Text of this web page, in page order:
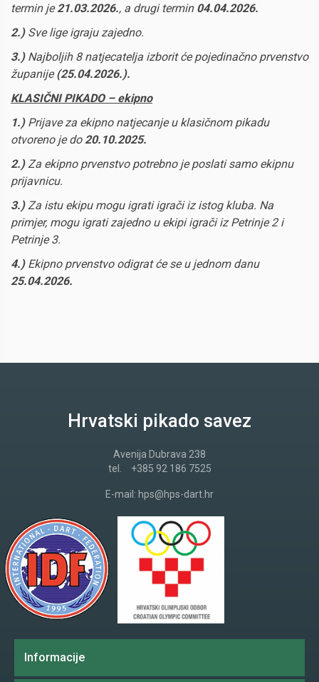
termin je21.03.2026., a drugi termin 04.04.2026.
2.)Sve lige igraju zajedno.
3.)Najboljih 8 natjecatelja izborit će pojedinačno prvenstvo
županije(25.04.2026.).
KLASIČNI PIKADO – ekipno
1.)Prijave za ekipno natjecanje u klasičnom pikadu
otvoreno je do 20.10.2025.
2.)Za ekipno prvenstvo potrebno je poslati samo ekipnu
prijavnicu.
3.)Za istu ekipu mogu igrati igrači iz istog kluba. Na
primjer, mogu igrati zajedno u ekipi igrači iz Petrinje 2 i
Petrinje 3.
4.)Ekipno prvenstvo odigrat će se u jednom danu
25.04.2026.
Hrvatski pikado savez
Avenija Dubrava 238
tel.
+385 92 186 7525
E-mail: hps@hps-dart.hr
Informacije